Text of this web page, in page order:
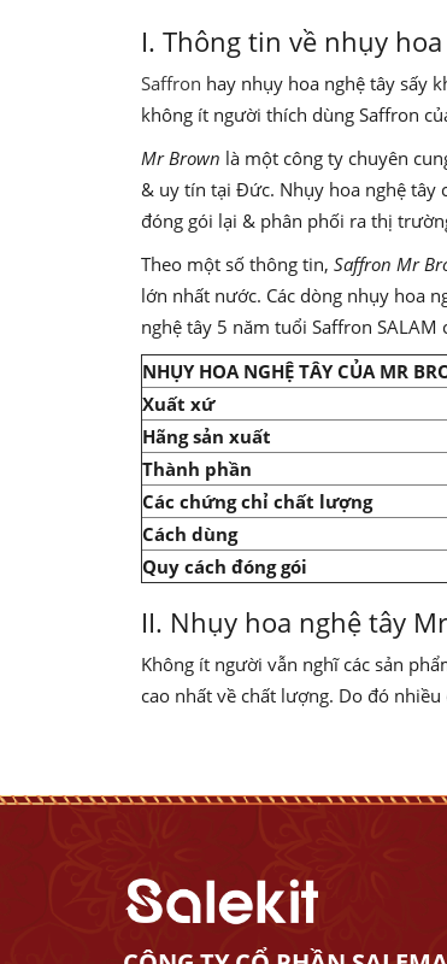
I. Thông tin về nhụy
Saffron hay nhụy hoa nghệ tây sấy
không ít người thích dùng Saffron
Mr Brown là một công ty chuyên
& uy tín tại Đức. Nhụy hoa nghệ tây
đóng gói lại & phân phối ra thị
Theo một số thông tin, Saffron Mr
lớn nhất nước. Các dòng nhụy hoa
nghệ tây 5 năm tuổi Saffron SALAM
NHỤY HOA NGHỆ TÂY CỦA MR
Xuất xứ
Hãng sản xuất
Thành phần
Các chứng chỉ chất lượng
Cách dùng
Quy cách đóng gói
II. Nhụy hoa nghệ tây
Không ít người vẫn nghĩ các sản
cao nhất về chất lượng. Do đó